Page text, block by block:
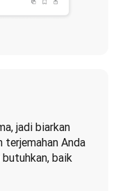
jadi biarkan
terjemahan Anda
baik